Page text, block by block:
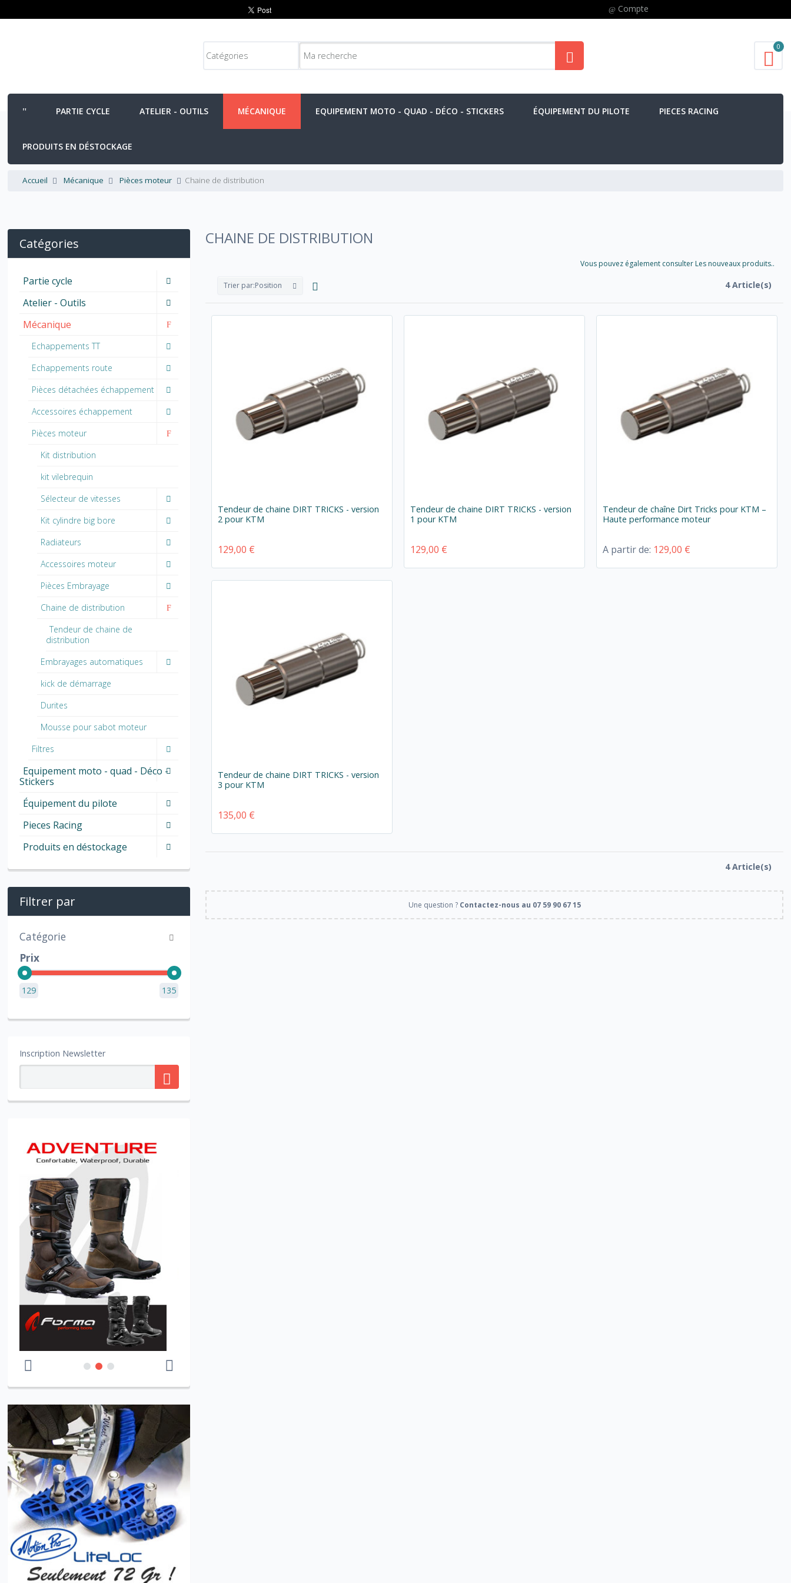
Compte
0
PARTIE CYCLE ATELIER - OUTILS MÉCANIQUE EQUIPEMENT MOTO - QUAD - DÉCO - STICKERS ÉQUIPEMENT DU PILOTE PIECES RACING
PRODUITS EN DÉSTOCKAGE
Accueil Mécanique Pièces moteur Chaine de distribution
CHAINE DE DISTRIBUTION
Vous pouvez également consulter Les nouveaux produits..
Trier par:Position 4 Article(s)
Tendeur de chaine DIRT TRICKS - version
2 pour KTM
129,00 €
Tendeur de chaine DIRT TRICKS - version
1 pour KTM
129,00 €
Tendeur de chaîne Dirt Tricks pour KTM –
Haute performance moteur
A partir de: 129,00 €
Tendeur de chaine DIRT TRICKS - version
3 pour KTM
135,00 €
4 Article(s)
Une question ? Contactez-nous au 07 59 90 67 15
Catégories
Partie cycle
Atelier - Outils
Mécanique
Echappements TT
Echappements route
Pièces détachées échappement
Accessoires échappement
Pièces moteur
Kit distribution
kit vilebrequin
Sélecteur de vitesses
Kit cylindre big bore
Radiateurs
Accessoires moteur
Pièces Embrayage
Chaine de distribution
Tendeur de chaine de
distribution
Embrayages automatiques
kick de démarrage
Durites
Mousse pour sabot moteur
Filtres
Equipement moto - quad - Déco -
Stickers
Équipement du pilote
Pieces Racing
Produits en déstockage
Filtrer par
Catégorie
Prix
129 135
Inscription Newsletter